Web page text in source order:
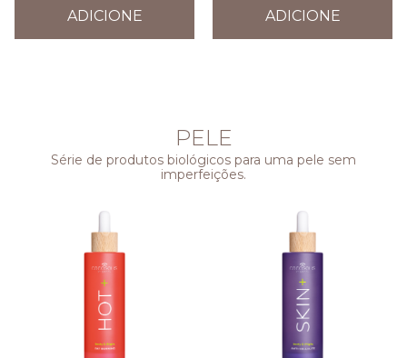
ADICIONE ADICIONE
PELE
Série de produtos biológicos para uma pele sem
imperfeições.